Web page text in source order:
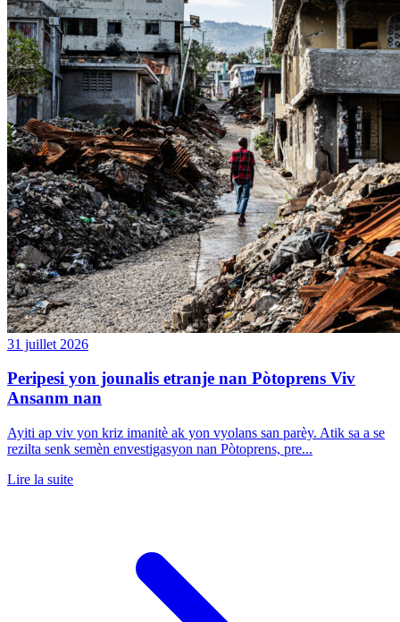
31 juillet 2026
Peripesi yon jounalis etranje nan Pòtoprens Viv
Ansanm nan
Ayiti ap viv yon kriz imanitè ak yon vyolans san parèy. Atik sa a se
rezilta senk semèn envestigasyon nan Pòtoprens, pre...
Lire la suite